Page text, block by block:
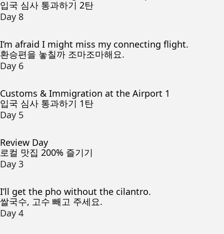
입국 심사 통과하기 2탄
Day 8
I’m afraid I might miss my connecting flight.
환승편을 놓칠까 조마조마해요.
Day 6
Customs & Immigration at the Airport 1
입국 심사 통과하기 1탄
Day 5
Review Day
로컬 맛집 200% 즐기기
Day 3
I’ll get the pho without the cilantro.
쌀국수, 고수 빼고 주세요.
Day 4